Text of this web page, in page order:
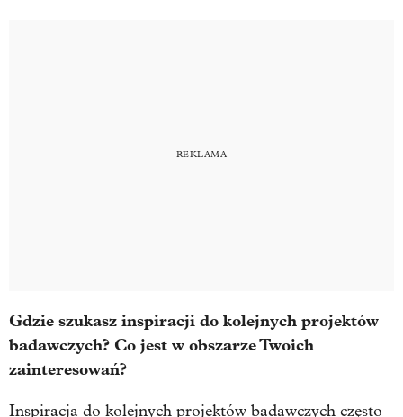
Gdzie szukasz inspiracji do kolejnych projektów
badawczych? Co jest w obszarze Twoich
zainteresowań?
Inspiracja do kolejnych projektów badawczych często